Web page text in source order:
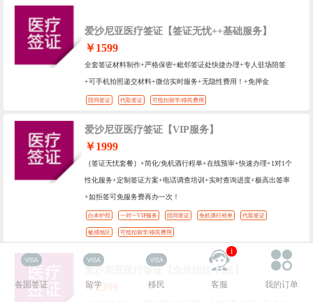
爱沙尼亚医疗签证【签证无忧++基础服务】
￥1599
全套签证材料制作+严格保密+毗邻签证处快捷办理+专人驻场陪签
+可手机拍照递交材料+微信实时服务+无隐性费用！+免押金
陪同签证 代取签证 可抵扣留学/移民费用
爱沙尼亚医疗签证【VIP服务】
￥1999
｛签证无忧套餐｝+简化/免机酒行程单+在线预审+快速办理+1对1个
性化服务+定制签证方案+电话调查培训+实时查询进度+极高出签率
+如拒签可免服务费再办一次！
白本护照 一对一VIP服务 陪同签证 免机酒行程单 代取签证
敏感地区 可抵扣留学/移民费用
爱沙尼亚医疗签证【免录指纹 代送】
￥2399
各国签证 留学 移民
i
客服 我的订单